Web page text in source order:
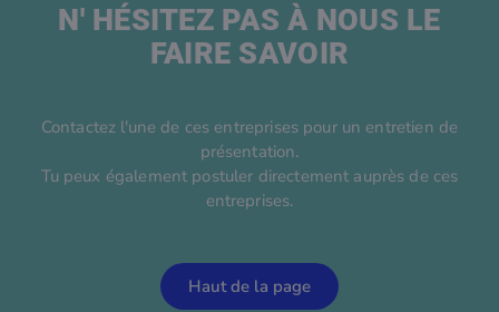
N' HÉSITEZ PAS À NOUS LE
FAIRE SAVOIR
Contactez l'une de ces entreprises pour un entretien de
présentation.
Tu peux également postuler directement auprès de ces
entreprises.
Haut de la page